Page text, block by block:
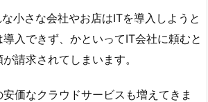
小さな会社やお店はITを導入しようと
入できず、かといってIT会社に頼むと
請求されてしまいます。
価なクラウドサービスも増えてきま